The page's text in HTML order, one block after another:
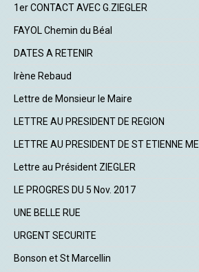
1er CONTACT AVEC G.ZIEGLER
FAYOL Chemin du Béal
DATES A RETENIR
Irène Rebaud
Lettre de Monsieur le Maire
LETTRE AU PRESIDENT DE REGION
LETTRE AU PRESIDENT DE ST ETIENNE
Lettre au Président ZIEGLER
LE PROGRES DU 5 Nov. 2017
UNE BELLE RUE
URGENT SECURITE
Bonson et St Marcellin